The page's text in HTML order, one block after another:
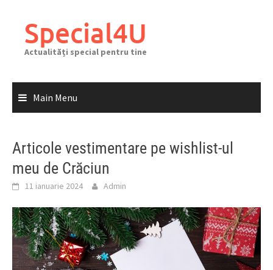
contentSpecial4U
Actualități special pentru tine
Main Menu
Articole vestimentare pe wishlist-ul
meu de Crăciun
11 ianuarie 2024 Admin